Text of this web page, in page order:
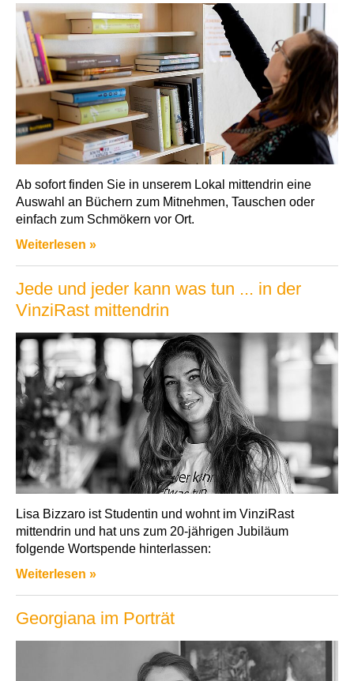
Ab sofort finden Sie in unserem Lokal mittendrin eine
Auswahl an Büchern zum Mitnehmen, Tauschen oder
einfach zum Schmökern vor Ort.
Weiterlesen »
Jede und jeder kann was tun ... in der
VinziRast mittendrin
Lisa Bizzaro ist Studentin und wohnt im VinziRast
mittendrin und hat uns zum 20-jährigen Jubiläum
folgende Wortspende hinterlassen:
Weiterlesen »
Georgiana im Porträt